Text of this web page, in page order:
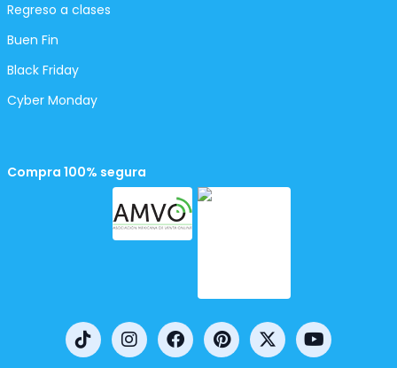
Regreso a clases
Buen Fin
Black Friday
Cyber Monday
Compra 100% segura